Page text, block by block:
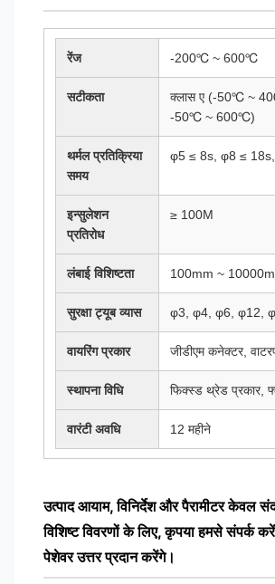
रेंज -200℃ ~ 600℃
सटीकता
क्लास ए (-50℃ ~
-50℃ ~ 600℃)
थर्मल प्रतिक्रिया
समय
φ5 ≤ 8s, φ8 ≤
इन्सुलेशन
प्रतिरोध
≥ 100M
लंबाई विशिष्टता 100mm ~
सुरक्षा ट्यूब व्यास φ3, φ4, φ6, φ12,
वायरिंग प्रकार जीडीएम कनेक्टर,
स्थापना विधि फिक्स्ड थ्रेड प्रकार,
वारंटी अवधि 12 महीने
उत्पाद आयाम, विनिर्देश और पैरामीटर केवल
विशिष्ट विवरणों के लिए, कृपया हमसे संपर्क
पेशेवर उत्तर प्रदान करेंगे।